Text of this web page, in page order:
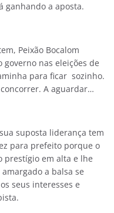
ganhando a aposta.
Peixão Bocalom
nas eleições de
para ficar sozinho.
A aguardar…
suposta liderança tem
para prefeito porque o
prestígio em alta e lhe
a balsa se
seus interesses e